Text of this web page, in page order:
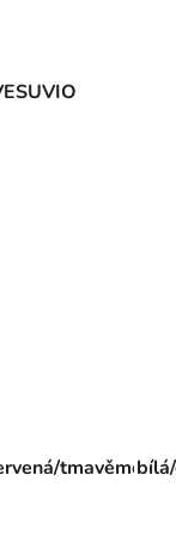
tmavěmodrá